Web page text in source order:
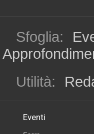
Sfoglia:
Utilità:
Eventi